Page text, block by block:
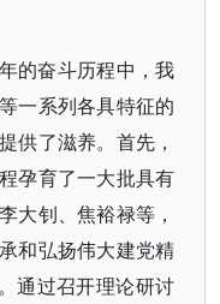
的奋斗历程中，我
一系列各具特征的
供了滋养。首先，
孕育了一大批具有
大钊、焦裕禄等，
和弘扬伟大建党精
通过召开理论研讨